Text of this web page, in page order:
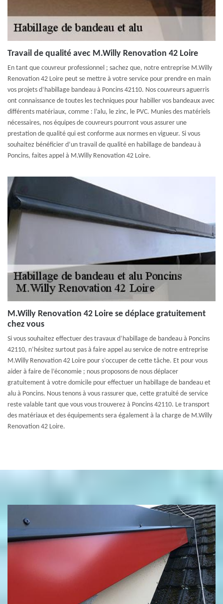
Travail de qualité avec M.Willy Renovation 42 Loire
En tant que couvreur professionnel ; sachez que, notre entreprise M.Willy
Renovation 42 Loire peut se mettre à votre service pour prendre en main
vos projets d’habillage bandeau à Poncins 42110. Nos couvreurs aguerris
ont connaissance de toutes les techniques pour habiller vos bandeaux avec
différents matériaux, comme : l’alu, le zinc, le PVC. Munies des matériels
nécessaires, nos équipes de couvreurs pourront vous assurer une
prestation de qualité qui est conforme aux normes en vigueur. Si vous
souhaitez bénéficier d’un travail de qualité en habillage de bandeau à
Poncins, faites appel à M.Willy Renovation 42 Loire.
M.Willy Renovation 42 Loire se déplace gratuitement
chez vous
Si vous souhaitez effectuer des travaux d’habillage de bandeau à Poncins
42110, n’hésitez surtout pas à faire appel au service de notre entreprise
M.Willy Renovation 42 Loire pour s’occuper de cette tâche. Et pour vous
aider à faire de l’économie ; nous proposons de nous déplacer
gratuitement à votre domicile pour effectuer un habillage de bandeau et
alu à Poncins. Nous tenons à vous rassurer que, cette gratuité de service
reste valable tant que vous vous trouverez à Poncins 42110. Le transport
des matériaux et des équipements sera également à la charge de M.Willy
Renovation 42 Loire.